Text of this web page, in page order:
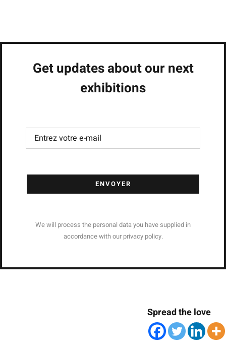
Get updates about our next
exhibitions
ENVOYER
We will process the personal data you have supplied in
accordance with our privacy policy.
Spread the love